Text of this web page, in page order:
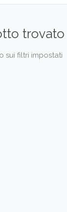
trovato
sui filtri impostati